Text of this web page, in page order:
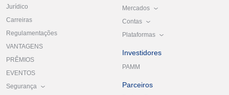
Jurídico
Carreiras
Regulamentações
VANTAGENS
PRÊMIOS
EVENTOS
Segurança
Mercados
Contas
Plataformas
Investidores
PAMM
Parceiros